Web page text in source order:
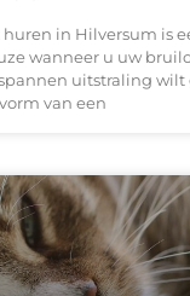
in Hilversum is
wanneer u uw
uitstraling wilt
van een